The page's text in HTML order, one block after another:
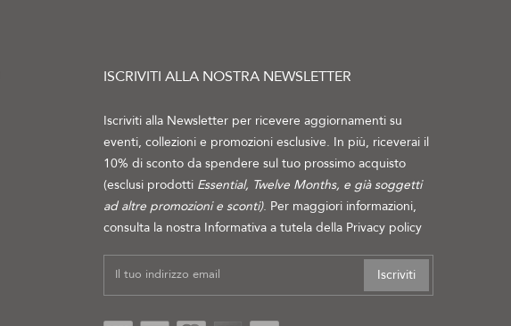
ISCRIVITI ALLA NOSTRA NEWSLETTER
Iscriviti alla Newsletter per ricevere aggiornamenti su
eventi, collezioni e promozioni esclusive. In più, riceverai il
10% di sconto da spendere sul tuo prossimo acquisto
(esclusi prodotti Essential, Twelve Months, e già soggetti
ad altre promozioni e sconti). Per maggiori informazioni,
consulta la nostra Informativa a tutela della Privacy policy
Iscriviti